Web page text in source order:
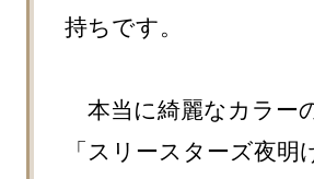
持ちです。
本当に綺麗なカラー
「スリースターズ夜